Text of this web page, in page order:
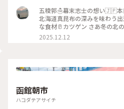
五稜郭☃️幕末志士の想い🇯🇵本
北海道真昆布の深みを味わう
な食材🥛カツゲン さあ冬の北
2025.12.12
函館朝市
ハコダテアサイチ